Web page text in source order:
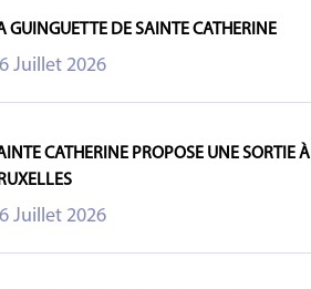
GUINGUETTE DE SAINTE CATHERINE
Juillet 2026
CATHERINE PROPOSE UNE SORTIE À
Juillet 2026